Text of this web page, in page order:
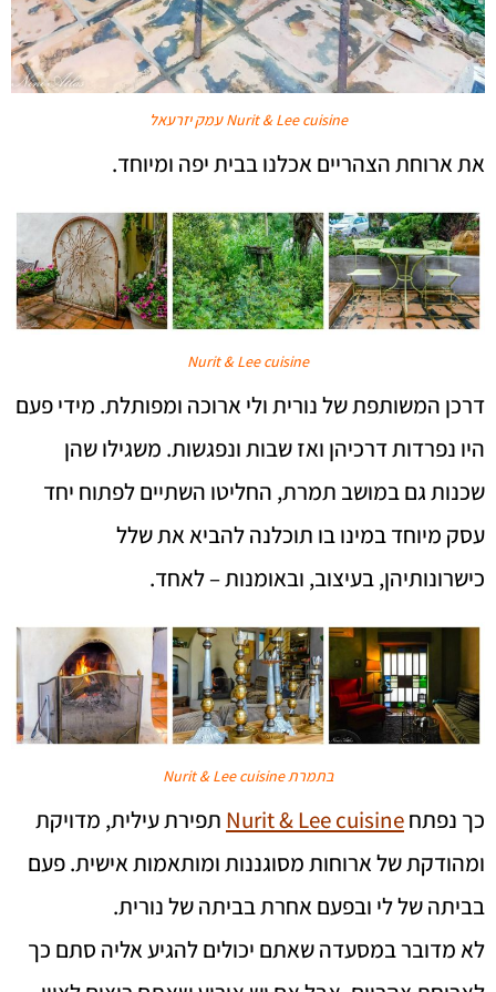
Nurit & Lee cuisine עמק יזרעאל
את ארוחת הצהריים אכלנו בבית יפה ומיוחד.
Nurit & Lee cuisine
דרכן המשותפת של נורית ולי ארוכה ומפותלת. מידי פעם
היו נפרדות דרכיהן ואז שבות ונפגשות. משגילו שהן
שכנות גם במושב תמרת, החליטו השתיים לפתוח יחד
עסק מיוחד במינו בו תוכלנה להביא את שלל
כישרונותיהן, בעיצוב, ובאומנות – לאחד.
בתמרת Nurit & Lee cuisine
כך נפתחNurit & Lee cuisine תפירת עילית, מדויקת
ומהודקת של ארוחות מסוגננות ומותאמות אישית. פעם
בביתה של לי ובפעם אחרת בביתה של נורית.
לא מדובר במסעדה שאתם יכולים להגיע אליה סתם כך